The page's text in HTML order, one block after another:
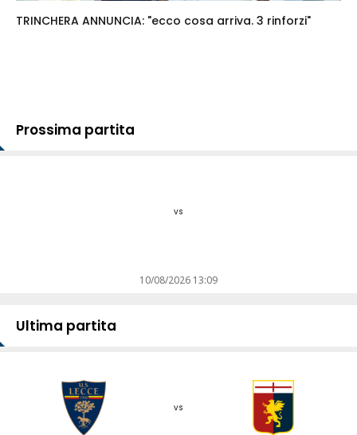
TRINCHERA ANNUNCIA: "ecco cosa arriva. 3 rinforzi"
Prossima partita
vs
10/08/2026 13:09
Ultima partita
vs